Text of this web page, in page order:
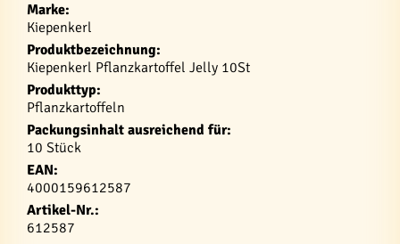
Marke:
Kiepenkerl
Produktbezeichnung:
Kiepenkerl Pflanzkartoffel Jelly 10St
Produkttyp:
Pflanzkartoffeln
Packungsinhalt ausreichend für:
10 Stück
EAN:
4000159612587
Artikel-Nr.:
612587